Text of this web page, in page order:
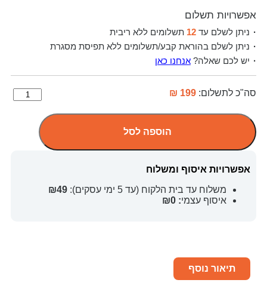
אפשרויות תשלום
ניתן לשלם עד12 תשלומים ללא ריבית
ניתן לשלם בהוראת קבע/תשלומים ללא תפיסת מסגרת
יש לכם שאלה?אנחנו כאן
סה"כ לתשלום: 199 ₪
הוספה לסל
אפשרויות איסוף ומשלוח
משלוח עד בית הלקוח (עד 5 ימי עסקים):
איסוף עצמי: ₪0
תיאור נוסף